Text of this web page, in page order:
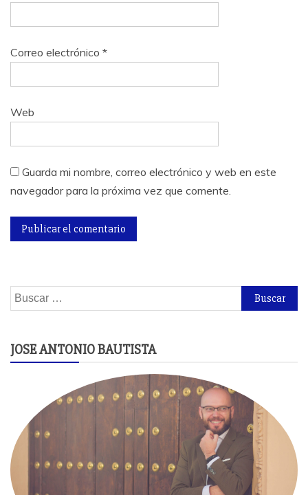
Correo electrónico *
Web
Guarda mi nombre, correo electrónico y web en este
navegador para la próxima vez que comente.
Buscar:
JOSE ANTONIO BAUTISTA